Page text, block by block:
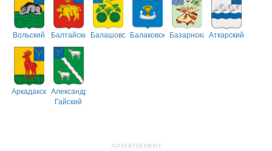
Вольский БалтайскийБалашовскийБалаковскийБазарнокарабулакский
Аткарский
АркадакскийАлександрово-
Гайский
ADVERTISEMENT